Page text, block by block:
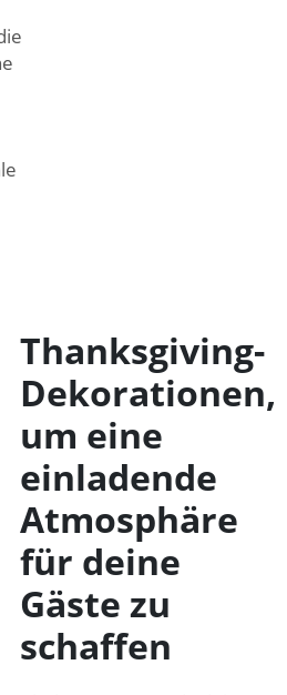
Thanksgiving-
Dekorationen,
um eine
einladende
Atmosphäre
für deine
Gäste zu
schaffen